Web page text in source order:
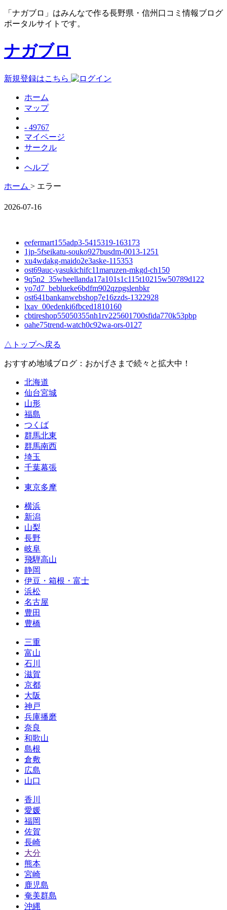
「ナガブロ」はみんなで作る長野県・信州口コミ情報ブログ
ポータルサイトです。
ナガブロ
新規登録はこちら
ホーム
マップ
- 49767
マイページ
サークル
ヘルプ
ホーム > エラー
2026-07-16
eefermart155adp3-5415319-163173
1jp-5fseikatu-souko927busdm-0013-1251
xu4wdakg-maido2e3aske-115353
ost69auc-yasukichifc11maruzen-mkgd-ch150
9q5n2_35wheellanda17a101s1c115t10215w50789d122
yo7d7_beblueke6bdfm902qzpgslenbkr
ost641bankanwebshop7e16zzds-1322928
lxav_00edenki6fbced1810160
cbtireshop55050355nh1rv225601700sfida770k53pbp
oahe75trend-watch0c92wa-ors-0127
△トップへ戻る
おすすめ地域ブログ：おかげさまで続々と拡大中！
北海道
仙台宮城
山形
福島
つくば
群馬北東
群馬南西
埼玉
千葉幕張
東京多摩
横浜
新潟
山梨
長野
岐阜
飛騨高山
静岡
伊豆・箱根・富士
浜松
名古屋
豊田
豊橋
三重
富山
石川
滋賀
京都
大阪
神戸
兵庫播磨
奈良
和歌山
島根
倉敷
広島
山口
香川
愛媛
福岡
佐賀
長崎
大分
熊本
宮崎
鹿児島
奄美群島
沖縄